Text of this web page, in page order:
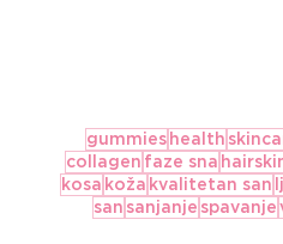
gummies health
collagen faze sna
kosa koža kvalitetan san
san sanjanje spavanje